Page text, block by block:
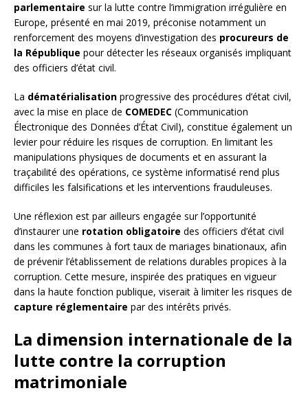
parlementaire sur la lutte contre l’immigration irrégulière en
Europe, présenté en mai 2019, préconise notamment un
renforcement des moyens d’investigation des procureurs de
la République pour détecter les réseaux organisés impliquant
des officiers d’état civil.
La dématérialisation progressive des procédures d’état civil,
avec la mise en place de COMEDEC (Communication
Électronique des Données d’État Civil), constitue également un
levier pour réduire les risques de corruption. En limitant les
manipulations physiques de documents et en assurant la
traçabilité des opérations, ce système informatisé rend plus
difficiles les falsifications et les interventions frauduleuses.
Une réflexion est par ailleurs engagée sur l’opportunité
d’instaurer une rotation obligatoire des officiers d’état civil
dans les communes à fort taux de mariages binationaux, afin
de prévenir l’établissement de relations durables propices à la
corruption. Cette mesure, inspirée des pratiques en vigueur
dans la haute fonction publique, viserait à limiter les risques de
capture réglementaire par des intérêts privés.
La dimension internationale de la
lutte contre la corruption
matrimoniale